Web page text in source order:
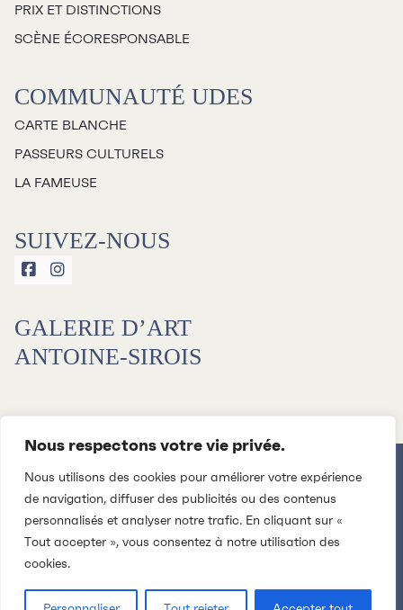
Nous respectons votre vie privée.
Nous utilisons des cookies pour améliorer votre expérience
de navigation, diffuser des publicités ou des contenus
personnalisés et analyser notre trafic. En cliquant sur «
Tout accepter », vous consentez à notre utilisation des
cookies.
PRIX ET DISTINCTIONS
SCÈNE ÉCORESPONSABLE
COMMUNAUTÉ UDES
CARTE BLANCHE
PASSEURS CULTURELS
LA FAMEUSE
SUIVEZ-NOUS
 
GALERIE D’ART
ANTOINE-SIROIS
SHERBROOKE. TOUS DROITS RÉSERVÉS
POLITIQUE DE CONFIDENTIALITÉ
CAKE